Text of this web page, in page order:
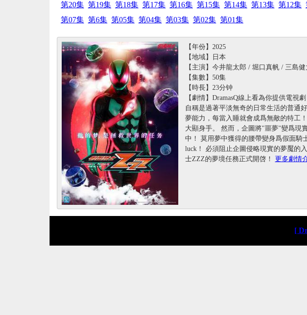
第20集 第19集 第18集 第17集 第16集 第15集 第14集 第13集 第12集
第07集 第6集 第05集 第04集 第03集 第02集 第01集
【年份】2025
【地域】日本
【主演】今井龍太郎 / 堀口真帆 / 三島
【集數】50集
【時長】23分钟
【劇情】DramasQ線上看為你提供電視
自稱是過著平淡無奇的日常生活的普通
夢能力，每當入睡就會成爲無敵的特工
大顯身手。 然而，企圖將"噩夢"變爲現
中！ 莫用夢中獲得的腰帶變身爲假面騎
luck！ 必須阻止企圖侵略現實的夢魘的
士ZZZ的夢境任務正式開啓！ 更多劇情
[